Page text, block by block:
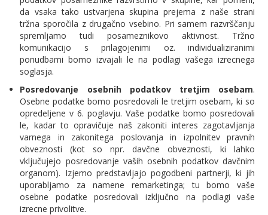
da vsaka tako ustvarjena skupina prejema z naše strani
tržna sporočila z drugačno vsebino. Pri samem razvrščanju
spremljamo tudi posameznikovo aktivnost. Tržno
komunikacijo s prilagojenimi oz. individualiziranimi
ponudbami bomo izvajali le na podlagi vašega izrecnega
soglasja.
Posredovanje osebnih podatkov tretjim osebam.
Osebne podatke bomo posredovali le tretjim osebam, ki so
opredeljene v 6. poglavju. Vaše podatke bomo posredovali
le, kadar to opravičuje naš zakoniti interes zagotavljanja
varnega in zakonitega poslovanja in izpolnitev pravnih
obveznosti (kot so npr. davčne obveznosti, ki lahko
vključujejo posredovanje vaših osebnih podatkov davčnim
organom). Izjemo predstavljajo pogodbeni partnerji, ki jih
uporabljamo za namene remarketinga; tu bomo vaše
osebne podatke posredovali izključno na podlagi vaše
izrecne privolitve.